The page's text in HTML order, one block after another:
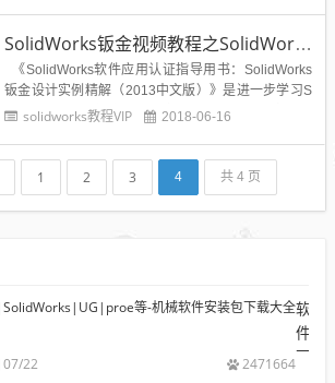
题，溪风老师将从钣金基础练习开始教会...
SolidWorks钣金视频教程之SolidWorks钣金设计实例精解
《SolidWorks软件应用认证指导用书：SolidWorks
钣金设计实例精解（2013中文版）》是进一步学习S
olidWorks2013钣金设计的实例图书，选用的实例都
述，说明该实例的特点、设...
solidworks教程VIP 2018-06-16
1 2 3 4 共 4 页
软
件
下
07/22 2471664